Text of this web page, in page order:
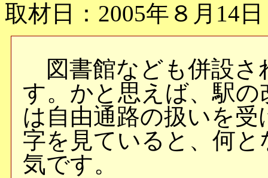
取材日：2005年８月14日
図書館なども併設さ
す。かと思えば、駅
は自由通路の扱いを
字を見ていると、何
気です。